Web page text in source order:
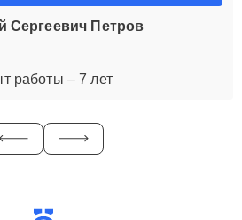
Сергеевич Петров
работы – 7 лет